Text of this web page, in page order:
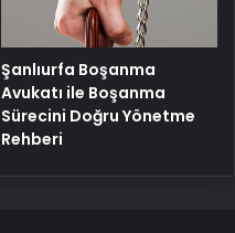
Şanlıurfa Boşanma
Avukatı ile Boşanma
Sürecini Doğru Yönetme
Rehberi